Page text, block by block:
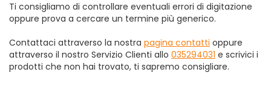
Ti consigliamo di controllare eventuali errori di digitazione
oppure prova a cercare un termine più generico.
Contattaci attraverso la nostra pagina contatti oppure
attraverso il nostro Servizio Clienti allo 035294031 e scrivici i
prodotti che non hai trovato, ti sapremo consigliare.